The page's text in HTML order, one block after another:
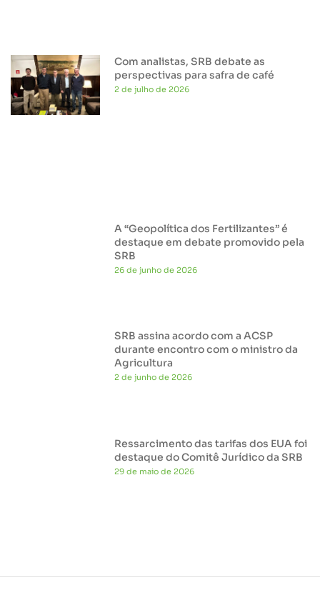
Com analistas, SRB debate as
perspectivas para safra de café
2 de julho de 2026
A “Geopolítica dos Fertilizantes” é
destaque em debate promovido pela
SRB
26 de junho de 2026
SRB assina acordo com a ACSP
durante encontro com o ministro da
Agricultura
2 de junho de 2026
Ressarcimento das tarifas dos EUA foi
destaque do Comitê Jurídico da SRB
29 de maio de 2026